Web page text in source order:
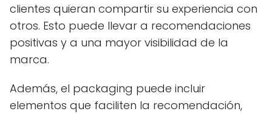
clientes quieran compartir su experiencia con
otros. Esto puede llevar a recomendaciones
positivas y a una mayor visibilidad de la
marca.
Además, el packaging puede incluir
elementos que faciliten la recomendación,